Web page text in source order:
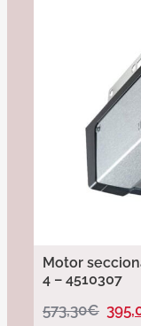
Motor
4 – 4510307
573,30€